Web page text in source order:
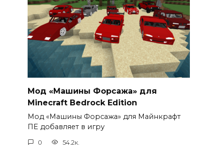
Мод «Машины Форсажа» для
Minecraft Bedrock Edition
Мод «Машины Форсажа» для Майнкрафт
ПЕ добавляет в игру
0 54.2к.